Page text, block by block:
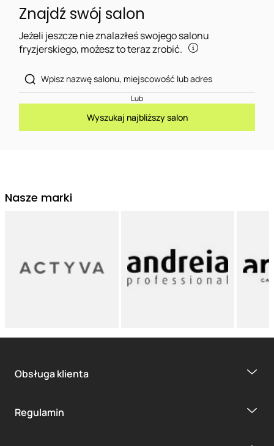
Znajdź swój salon
Jeżeli jeszcze nie znalazłeś swojego salonu
fryzjerskiego, możesz to teraz zrobić.
Lub
Wyszukaj najbliższy salon
Nasze marki
Obsługa klienta
Regulamin